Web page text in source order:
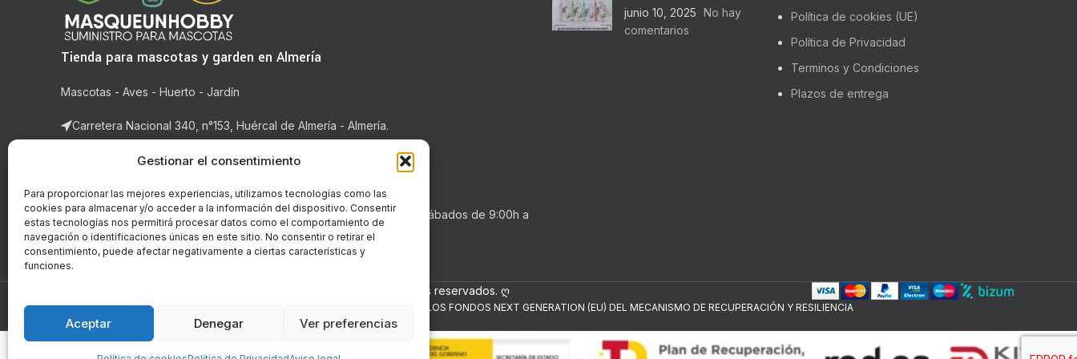
Gestionar el consentimiento
Para proporcionar las mejores experiencias, utilizamos tecnologías como las
cookies para almacenar y/o acceder a la información del dispositivo. Consentir
estas tecnologías nos permitirá procesar datos como el comportamiento de
navegación o identificaciones únicas en este sitio. No consentir o retirar el
consentimiento, puede afectar negativamente a ciertas características y
funciones.
Aceptar Denegar Ver preferencias
Tienda para mascotas y garden en Almería
Mascotas - Aves - Huerto - Jardín
Carretera Nacional 340, n°153, Huércal de Almería - Almería.
Correo: ventas@masqueunhobby.com
Horario: de lunes a viernes de 9:00h. a 14h y de 16:30h a 20:30h . Sábados de 9:00h a
14:00h.
junio 10, 2025 No hay
comentarios
Política de cookies (UE)
Política de Privacidad
Terminos y Condiciones
Plazos de entrega
© Copyright - 2018-2026 masqueunhobby.com. - Todos los derechos reservados. ღ
PROGRAMA KIT DIGITAL FINANCIADO POR LOS FONDOS NEXT GENERATION (EU) DEL MECANISMO DE RECUPERACIÓN Y RESILIENCIA